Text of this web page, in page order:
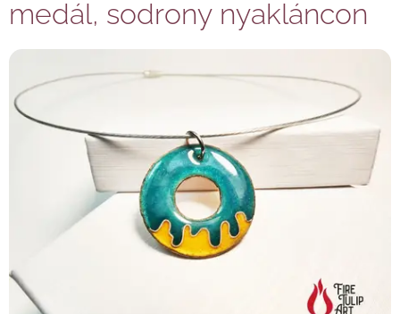
medál, sodrony nyakláncon